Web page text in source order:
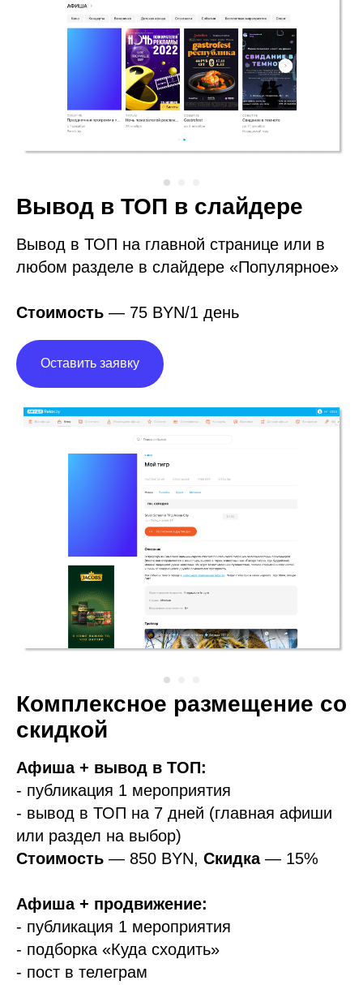
Вывод в ТОП в слайдере
Вывод в ТОП на главной странице или в
любом разделе в слайдере «Популярное»
Стоимость — 75 BYN/1 день
Оставить заявку
Комплексное размещение со
скидкой
Афиша + вывод в ТОП:
- публикация 1 мероприятия
- вывод в ТОП на 7 дней (главная афиши
или раздел на выбор)
Стоимость — 850 BYN, Скидка— 15%
Афиша + продвижение:
- публикация 1 мероприятия
- подборка «Куда сходить»
- пост в телеграм